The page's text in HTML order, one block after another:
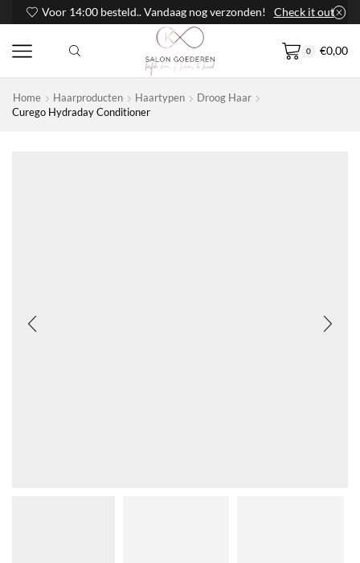
Voor 14:00 besteld.. Vandaag nog verzonden! Check it out
0 €0,00
Home Haarproducten Haartypen
Droog Haar
Curego Hydraday Conditioner